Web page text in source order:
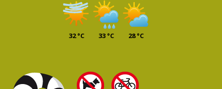
32 °C 33 °C 28 °C